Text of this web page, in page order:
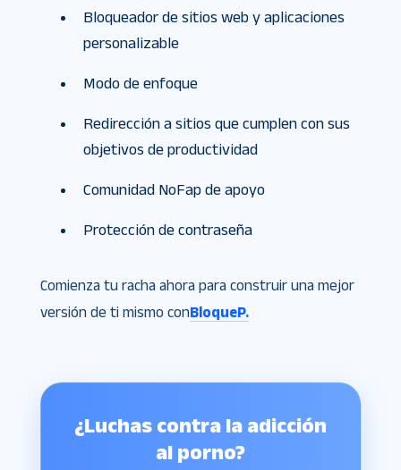
Bloqueador de sitios web y aplicaciones
personalizable
Modo de enfoque
Redirección a sitios que cumplen con sus
objetivos de productividad
Comunidad NoFap de apoyo
Protección de contraseña
Comienza tu racha ahora para construir una mejor
versión de ti mismo conBloqueP.
¿Luchas contra la adicción
al porno?